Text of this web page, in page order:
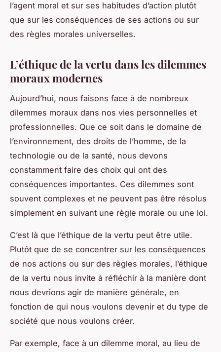
l’agent moral et sur ses habitudes d’action plutôt
que sur les conséquences de ses actions ou sur
des règles morales universelles.
L’éthique de la vertu dans les dilemmes
moraux modernes
Aujourd’hui, nous faisons face à de nombreux
dilemmes moraux dans nos vies personnelles et
professionnelles. Que ce soit dans le domaine de
l’environnement, des droits de l’homme, de la
technologie ou de la santé, nous devons
constamment faire des choix qui ont des
conséquences importantes. Ces dilemmes sont
souvent complexes et ne peuvent pas être résolus
simplement en suivant une règle morale ou une loi.
C’est là que l’éthique de la vertu peut être utile.
Plutôt que de se concentrer sur les conséquences
de nos actions ou sur des règles morales, l’éthique
de la vertu nous invite à réfléchir à la manière dont
nous devrions agir de manière générale, en
fonction de qui nous voulons devenir et du type de
société que nous voulons créer.
Par exemple, face à un dilemme moral, au lieu de